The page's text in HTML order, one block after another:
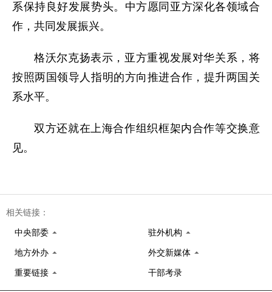
系保持良好发展势头。中方愿同亚方深化各领域合
作，共同发展振兴。
格沃尔克扬表示，亚方重视发展对华关系，将
按照两国领导人指明的方向推进合作，提升两国关
系水平。
双方还就在上海合作组织框架内合作等交换意
见。
相关链接：
中央部委 驻外机构
地方外办 外交新媒体
重要链接 干部考录